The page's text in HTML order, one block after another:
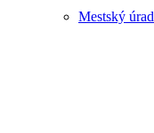
Mestský úrad